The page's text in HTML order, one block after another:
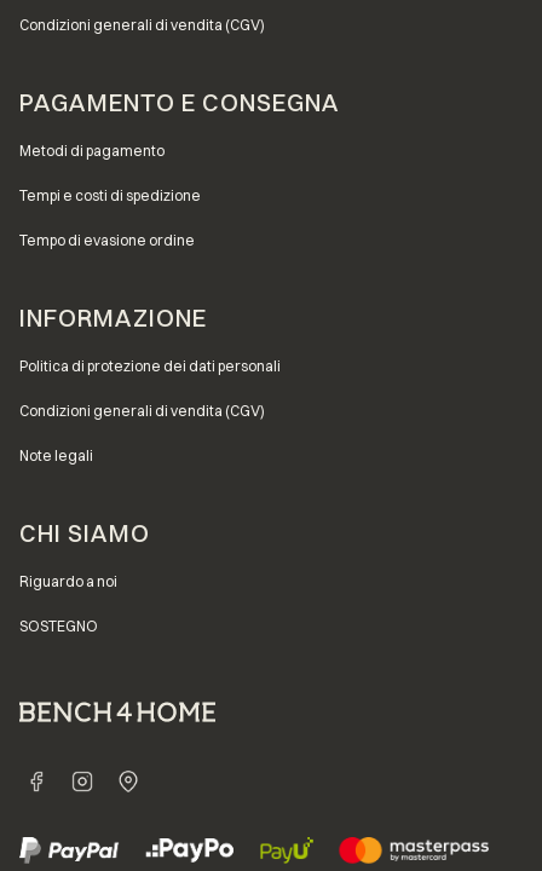
Condizioni generali di vendita (CGV)
PAGAMENTO E CONSEGNA
Metodi di pagamento
Tempi e costi di spedizione
Tempo di evasione ordine
INFORMAZIONE
Politica di protezione dei dati personali
Condizioni generali di vendita (CGV)
Note legali
CHI SIAMO
Riguardo a noi
SOSTEGNO